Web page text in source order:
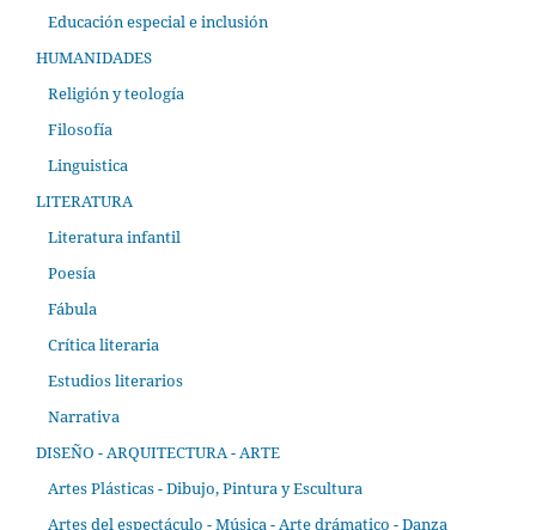
Educación especial e inclusión
HUMANIDADES
Religión y teología
Filosofía
Linguistica
LITERATURA
Literatura infantil
Poesía
Fábula
Crítica literaria
Estudios literarios
Narrativa
DISEÑO - ARQUITECTURA - ARTE
Artes Plásticas - Dibujo, Pintura y Escultura
Artes del espectáculo - Música - Arte drámatico - Danza